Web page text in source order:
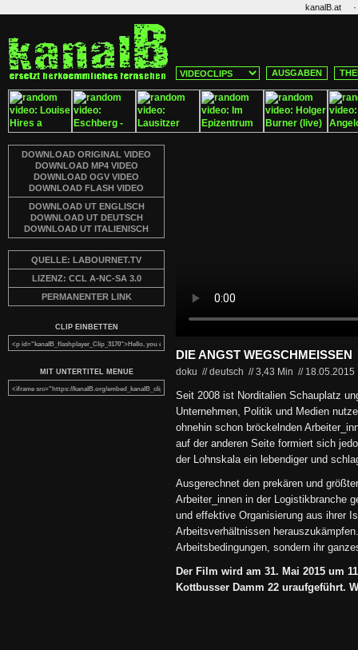
kanalB.at ·
AUSGABEN
DOWNLOAD ORIGINAL VIDEO
DOWNLOAD MP4 VIDEO
DOWNLOAD OGV VIDEO
DOWNLOAD FLASH VIDEO
DOWNLOAD UT ENGLISCH
DOWNLOAD UT DEUTSCH
DOWNLOAD UT ITALIENISCH
QUELLE: LABOURNET.TV
LIZENZ: CCL A-NC-SA 3.0
PERMANENTER LINK
CLIP EINBETTEN
MIT UNTERTITEL MENUE
DIE ANGST WEGSCHMEISSEN
doku // deutsch //3,43 Min // 18.05.2015
Seit 2008 ist Norditalien Schauplatz
Unternehmen, Politik und Medien
ohnehin schon bröckelnden
auf der anderen Seite formiert sich
der Lohnskala ein lebendiger und
Ausgerechnet den prekären und
Arbeiter_innen in der Logistikbranche
und effektive Organisierung aus ihrer
Arbeitsverhältnissen
Arbeitsbedingungen, sondern ihr
Der Film wird am 31. Mai 2015 um
Kottbusser Damm 22 uraufgeführt.